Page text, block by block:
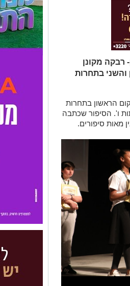
רבקה מקונן
והשני בתחרות
הראשון בתחרות
ו'. הסיפור שכתבה
מאות סיפורים.